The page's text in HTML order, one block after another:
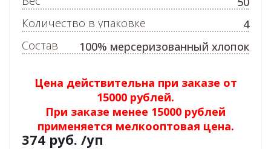
Цена действительна при заказе от
15000 рублей.
При заказе менее 15000 рублей
применяется мелкооптовая цена.
374 руб. /уп
Количество в упаковке
4
Состав
100% мерсеризованный хлопок